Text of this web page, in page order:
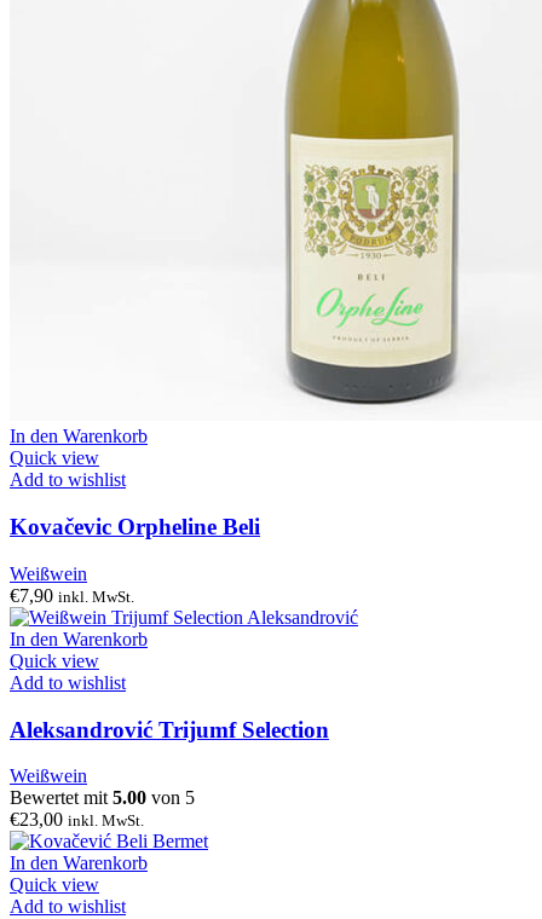
In den Warenkorb
Quick view
Add to wishlist
Kovačevic Orpheline Beli
Weißwein
€7,90 inkl. MwSt.
In den Warenkorb
Quick view
Add to wishlist
Aleksandrović Trijumf Selection
Weißwein
Bewertet mit 5.00 von 5
€23,00 inkl. MwSt.
In den Warenkorb
Quick view
Add to wishlist